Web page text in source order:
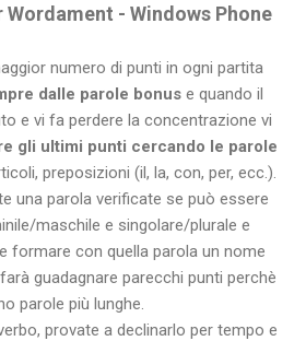
- Windows Phone
numero di punti in ogni partita
dalle parole bonus e quando il
e vi fa perdere la concentrazione vi
gli ultimi punti cercando le parole
preposizioni (il, la, con, per, ecc.).
una parola verificate se può essere
maschile e singolare/plurale e
formare con quella parola un nome
guadagnare parecchi punti perchè
parole più lunghe.
provate a declinarlo per tempo e